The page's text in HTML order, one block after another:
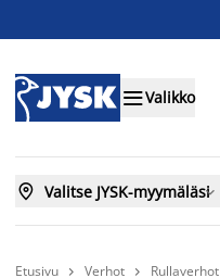
Valikko
 Valitse JYSK-myymäläsi
Etusivu  Verhot  Rullaverhot